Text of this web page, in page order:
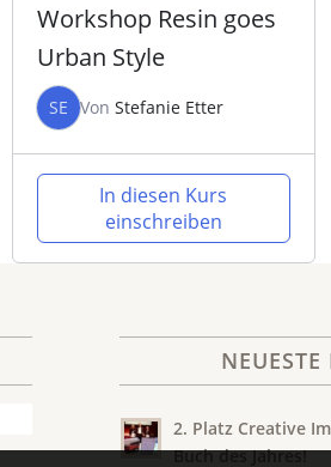
Workshop Resin goes
Urban Style
SE Von Stefanie Etter
In diesen Kurs
einschreiben
NEUESTE
2. Platz Creative
Buch des Jahres!